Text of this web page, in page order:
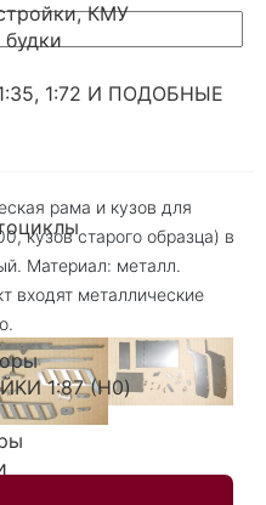
КМУ
1:72 И ПОДОБНЫЕ
1:87 (H0)
рама и кузов для
кузов старого образца) в
Материал: металл.
входят металлические